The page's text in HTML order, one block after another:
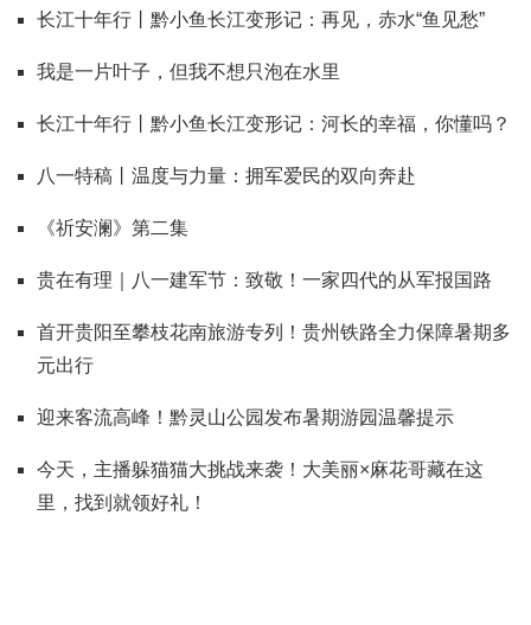
长江十年行丨黔小鱼长江变形记：再见，赤水“鱼见愁”
我是一片叶子，但我不想只泡在水里
长江十年行丨黔小鱼长江变形记：河长的幸福，你懂吗？
八一特稿丨温度与力量：拥军爱民的双向奔赴
《祈安澜》第二集
贵在有理｜八一建军节：致敬！一家四代的从军报国路
首开贵阳至攀枝花南旅游专列！贵州铁路全力保障暑期多
元出行
迎来客流高峰！黔灵山公园发布暑期游园温馨提示
今天，主播躲猫猫大挑战来袭！大美丽×麻花哥藏在这
里，找到就领好礼！